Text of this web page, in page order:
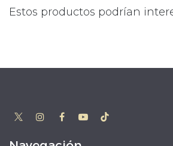
Estos productos podrían